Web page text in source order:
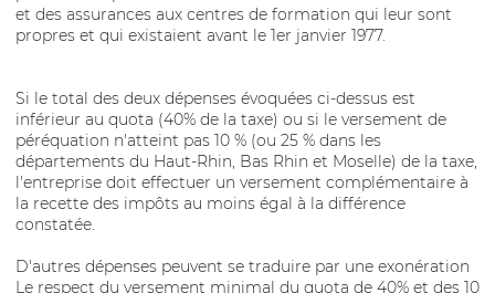
et des assurances aux centres de formation qui leur sont
propres et qui existaient avant le 1er janvier 1977.
Si le total des deux dépenses évoquées ci-dessus est
inférieur au quota (40% de la taxe) ou si le versement de
péréquation n'atteint pas 10 % (ou 25 % dans les
départements du Haut-Rhin, Bas Rhin et Moselle) de la taxe,
l'entreprise doit effectuer un versement complémentaire à
la recette des impôts au moins égal à la différence
constatée.
D'autres dépenses peuvent se traduire par une exonération
Le respect du versement minimal du quota de 40% et des 10